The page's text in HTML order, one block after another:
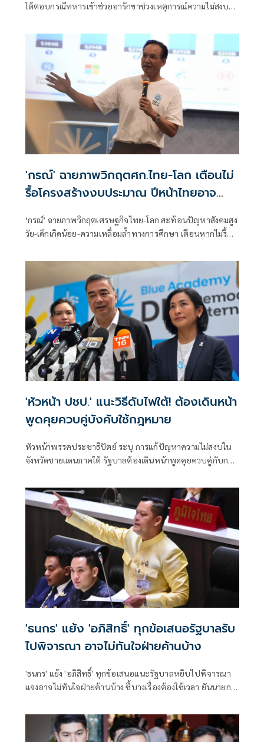
โต้ตอบกรณีทหารเข้าช่วยอารักขาช่วงเหตุการณ์ความไม่สงบ
'กรณ์' ฉายภาพวิกฤตศก.ไทย-โลก เตือนไม่
รื้อโครงสร้างงบประมาณ ปีหน้าไทยอาจ
‘กรณ์’ ฉายภาพวิกฤตเศรษฐกิจไทย-โลก สะท้อนปัญหาสังคมสูง
วัย-เด็กเกิดน้อย-ความเหลื่อมล้ำทางการศึกษา เตือนหากไม่รื้อ
สังคายนางบฯ และปฏิรูปการเมืองด่วน
'หัวหน้า ปชป.' แนะวิธีดับไฟใต้! ต้องเดินหน้า
พูดคุยควบคู่บังคับใช้กฎหมาย
หัวหน้าพรรคประชาธิปัตย์ ระบุ การแก้ปัญหาความไม่สงบใน
จังหวัดชายแดนภาคใต้ รัฐบาลต้องเดินหน้าพูดคุยควบคู่กับการ
'ธนกร' แย้ง 'อภิสิทธิ์' ทุกข้อเสนอรัฐบาลรับ
ไปพิจารณา อาจไม่ทันใจฝ่ายค้านบ้าง
'ธนกร' แย้ง 'อภิสิทธิ์' ทุกข้อเสนอแนะรัฐบาลหยิบไปพิจารณา
แจงอาจไม่ทันใจฝ่ายค้านบ้าง ชี้บางเรื่องต้องใช้เวลา ยันนายกฯ